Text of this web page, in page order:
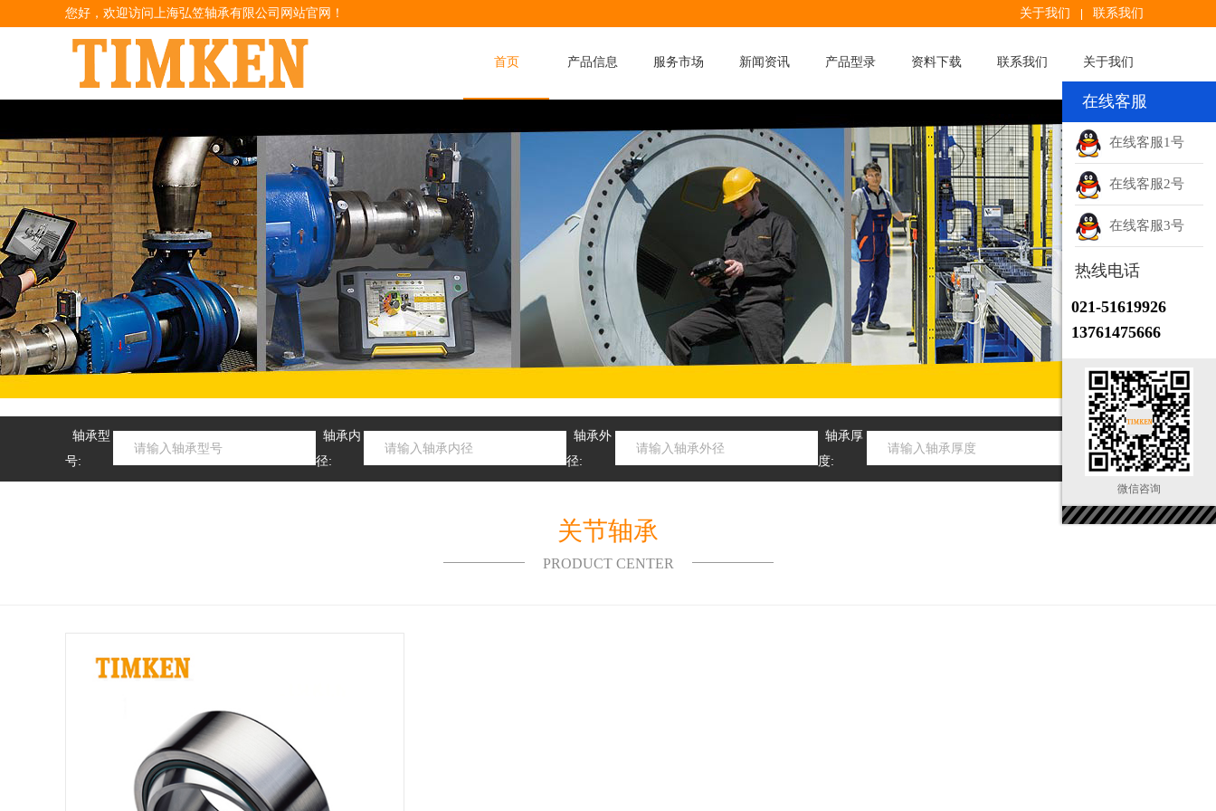
您好，欢迎访问上海弘笠轴承有限公司网站官网！ 关于我们 联系我们
首页 产品信息 服务市场 新闻资讯 产品型录 资料下载 联系我们 关于我们
轴承型
号:
轴承内
径:
轴承外
径:
轴承厚
度:
关节轴承
PRODUCT CENTER
在线客服
在线客服1号
在线客服2号
在线客服3号
热线电话
021-51619926
13761475666
微信咨询